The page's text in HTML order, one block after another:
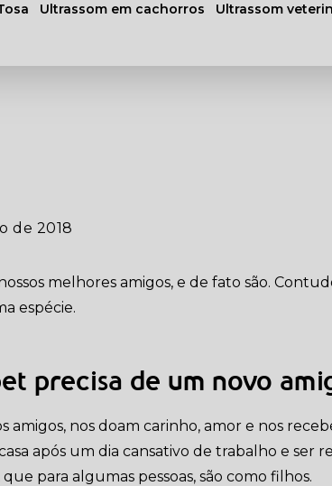
tosa ultrassom em cachorros
ultrassom
de 2018
melhores amigos, e de fato são.
espécie.
precisa de um novo
amigos, nos doam carinho, amor e nos
após um dia cansativo de trabalho e ser
para algumas pessoas, são como filhos.